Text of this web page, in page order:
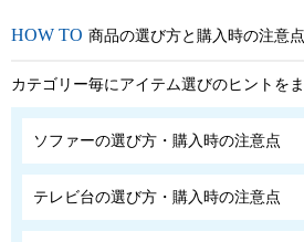
商品の選び方と購入時の注意点
カテゴリー毎にアイテム選びのヒントを
ソファーの選び方・購入時の注意点
テレビ台の選び方・購入時の注意点